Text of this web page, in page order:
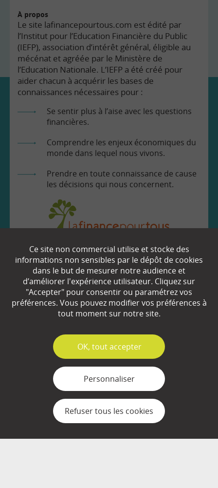
À propos
Le site lafinancepourtous.com est édité par
l’Institut pour l’Education Financière du Public
(IEFP), association d’intérêt général, éligible au
mécénat et agréée par le Ministère de
l’Education Nationale. L’IEFP a été créé pour
aider chacun à acquérir les bases de
connaissances nécessaires pour :
Se sentir plus à l’aise avec les questions
financières.
Comprendre les enjeux économiques du
monde dans lequel nous vivons.
Prendre en toute connaissance de cause
les décisions qui nous concernent.
EN SAVOIR
Qui sommes-nous ?
Partenaires
Plan du site
Mentions légales
Gestion des cookies
Ce site non commercial utilise et stocke des
informations non sensibles par le dépôt de cookies
dans le but de mesurer notre audience et
d’améliorer l'expérience utilisateur. Cliquez sur
"Accepter" pour consentir ou paramétrez vos
préférences. Vous pouvez modifier vos préférences à
tout moment sur notre site.
✓
OK, tout accepter
Personnaliser
Refuser tous les cookies